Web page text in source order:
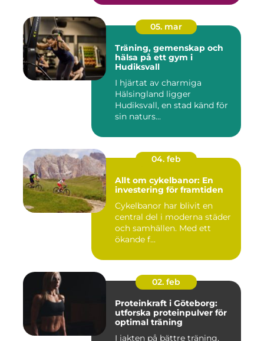
05. mar
Träning, gemenskap och
hälsa på ett gym i
Hudiksvall
I hjärtat av charmiga
Hälsingland ligger
Hudiksvall, en stad känd för
sin naturs...
04. feb
Allt om cykelbanor: En
investering för framtiden
Cykelbanor har blivit en
central del i moderna städer
och samhällen. Med ett
ökande f...
02. feb
Proteinkraft i Göteborg:
utforska proteinpulver för
optimal träning
I jakten på bättre träning,